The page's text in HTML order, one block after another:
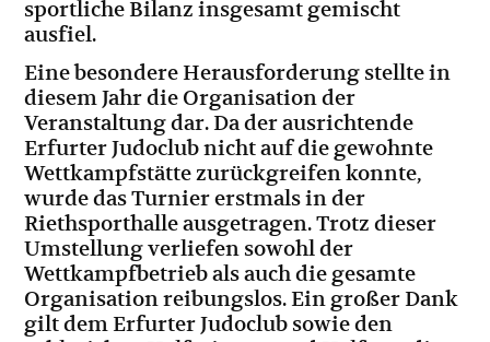
sportliche Bilanz insgesamt gemischt
ausfiel.
Eine besondere Herausforderung stellte in
diesem Jahr die Organisation der
Veranstaltung dar. Da der ausrichtende
Erfurter Judoclub nicht auf die gewohnte
Wettkampfstätte zurückgreifen konnte,
wurde das Turnier erstmals in der
Riethsporthalle ausgetragen. Trotz dieser
Umstellung verliefen sowohl der
Wettkampfbetrieb als auch die gesamte
Organisation reibungslos. Ein großer Dank
gilt dem Erfurter Judoclub sowie den